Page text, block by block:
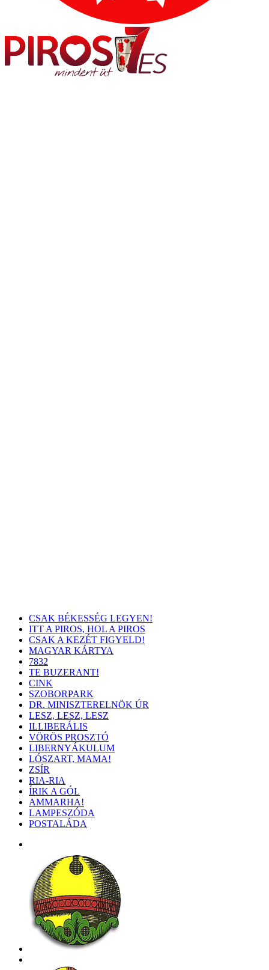
CSAK BÉKESSÉG LEGYEN!
ITT A PIROS, HOL A PIROS
CSAK A KEZÉT FIGYELD!
MAGYAR KÁRTYA
7832
TE BUZERANT!
CINK
SZOBORPARK
DR. MINISZTERELNÖK ÚR
LESZ, LESZ, LESZ
ILLIBERÁLIS
VÖRÖS PROSZTÓ
LIBERNYÁKULUM
LÓSZART, MAMA!
ZSÍR
RIA-RIA
ÍRIK A GÓL
AMMARHA!
LAMPESZÓDA
POSTALÁDA